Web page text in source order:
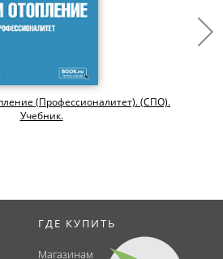
(Профессионалитет). (СПО).
Учебник.
ГДЕ КУПИТЬ
Магазинам